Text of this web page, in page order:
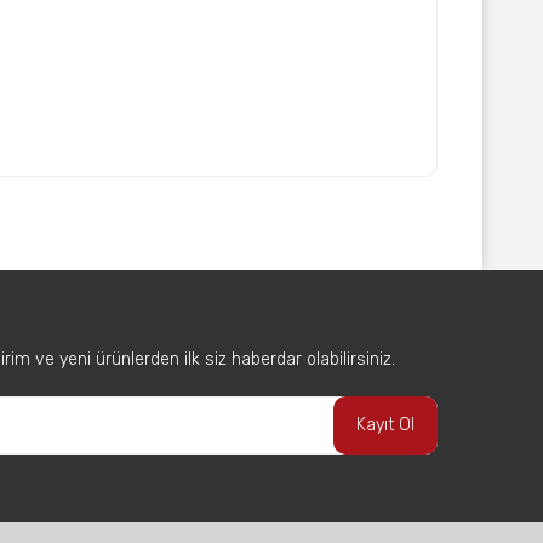
ve yeni ürünlerden ilk siz haberdar olabilirsiniz.
Kayıt Ol